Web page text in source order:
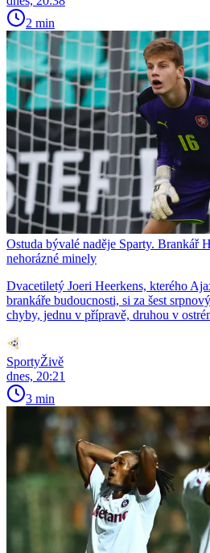
2 min
Ostuda bývalé naděje Sparty. Brankář
nehorázné minely
Dvacetiletý Joeri Heerkens, kterého
brankáře budoucnosti, si za šest
chyby, jednu v přípravě, druhou v
SportyŽivě
dnes, 20:21
3 min